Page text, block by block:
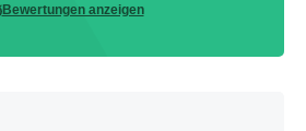
Bewertungen anzeigen